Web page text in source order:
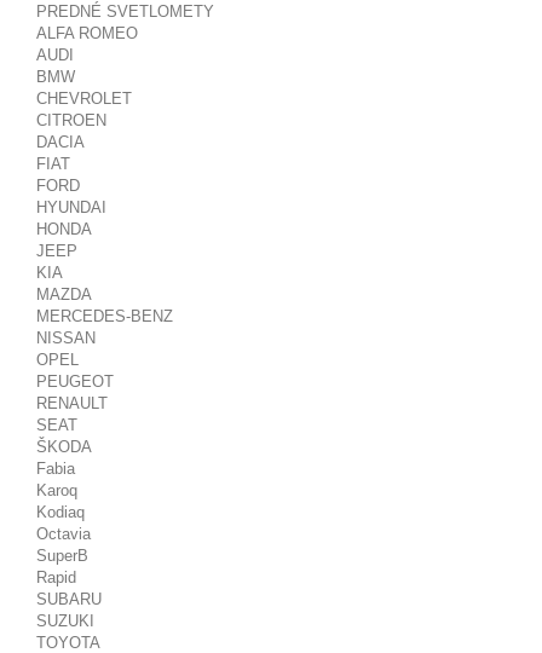
PREDNÉ SVETLOMETY
ALFA ROMEO
AUDI
BMW
CHEVROLET
CITROEN
DACIA
FIAT
FORD
HYUNDAI
HONDA
JEEP
KIA
MAZDA
MERCEDES-BENZ
NISSAN
OPEL
PEUGEOT
RENAULT
SEAT
ŠKODA
Fabia
Karoq
Kodiaq
Octavia
SuperB
Rapid
SUBARU
SUZUKI
TOYOTA